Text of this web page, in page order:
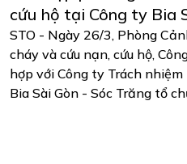
cứu hộ tại Công ty Bia
STO - Ngày 26/3, Phòng
cháy và cứu nạn, cứu hộ,
hợp với Công ty Trách
Bia Sài Gòn - Sóc Trăng tổ